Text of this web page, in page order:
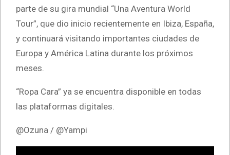
parte de su gira mundial “Una Aventura World
Tour”, que dio inicio recientemente en Ibiza, España,
y continuará visitando importantes ciudades de
Europa y América Latina durante los próximos
meses.
“Ropa Cara” ya se encuentra disponible en todas
las plataformas digitales.
@Ozuna / @Yampi